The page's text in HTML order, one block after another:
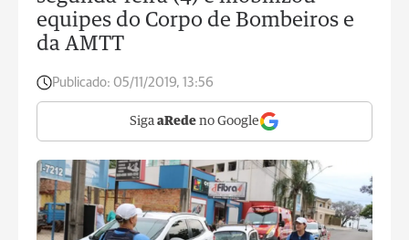
equipes do Corpo de Bombeiros e
da AMTT
Publicado: 05/11/2019, 13:56
Siga aRede no Google